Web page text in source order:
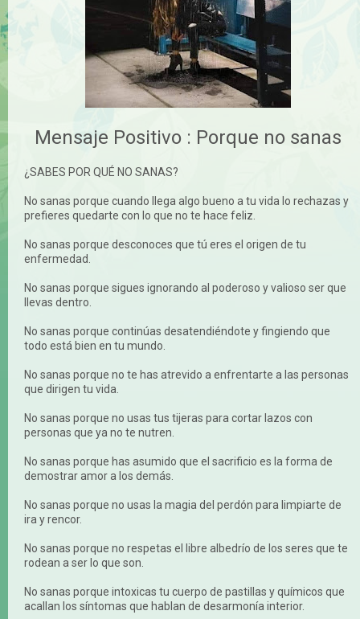
Mensaje Positivo : Porque no sanas
¿SABES POR QUÉ NO SANAS?
No sanas porque cuando llega algo bueno a tu vida lo rechazas y
prefieres quedarte con lo que no te hace feliz.
No sanas porque desconoces que tú eres el origen de tu
enfermedad.
No sanas porque sigues ignorando al poderoso y valioso ser que
llevas dentro.
No sanas porque continúas desatendiéndote y fingiendo que
todo está bien en tu mundo.
No sanas porque no te has atrevido a enfrentarte a las personas
que dirigen tu vida.
No sanas porque no usas tus tijeras para cortar lazos con
personas que ya no te nutren.
No sanas porque has asumido que el sacrificio es la forma de
demostrar amor a los demás.
No sanas porque no usas la magia del perdón para limpiarte de
ira y rencor.
No sanas porque no respetas el libre albedrío de los seres que te
rodean a ser lo que son.
No sanas porque intoxicas tu cuerpo de pastillas y químicos que
acallan los síntomas que hablan de desarmonía interior.